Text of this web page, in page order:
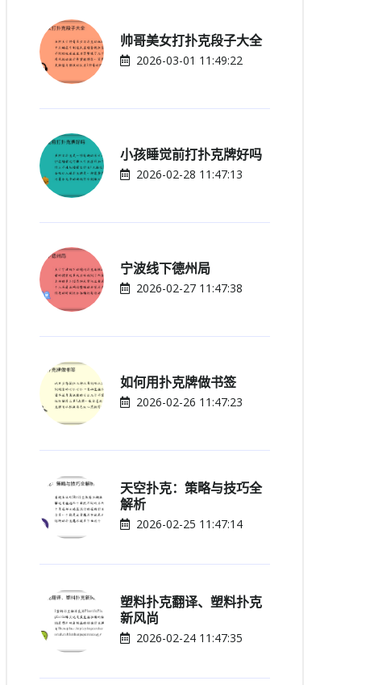
帅哥美女打扑克段子大全
2026-03-01 11:49:22
小孩睡觉前打扑克牌好吗
2026-02-28 11:47:13
宁波线下德州局
2026-02-27 11:47:38
如何用扑克牌做书签
2026-02-26 11:47:23
天空扑克：策略与技巧全
解析
2026-02-25 11:47:14
塑料扑克翻译、塑料扑克
新风尚
2026-02-24 11:47:35